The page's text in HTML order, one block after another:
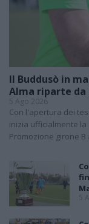
Il Buddusò in
Alma riparte da
5 Ago 2026
Con l'apertura dei
inizia ufficialmente la
Promozione girone
5